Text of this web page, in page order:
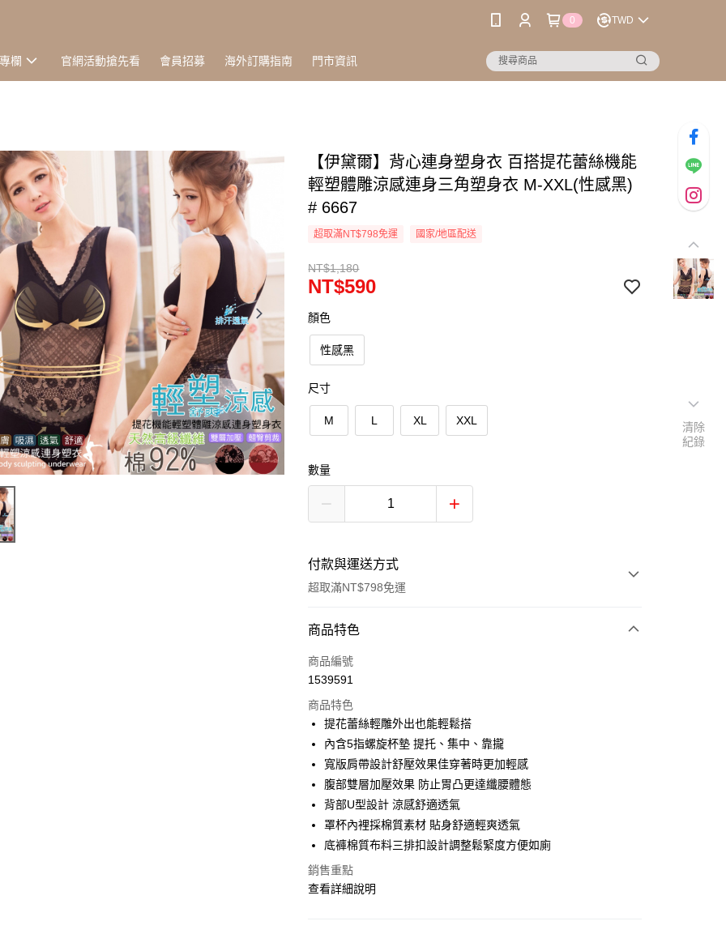
0 TWD
欄 官網活動搶先看 會員招募 海外訂購指南 門市資訊
【伊黛爾】背心連身塑身衣 百搭提花蕾絲機能
輕塑體雕涼感連身三角塑身衣 M-XXL(性感黑)
# 6667
超取滿NT$798免運 國家/地區配送
NT$1,180
NT$590
顏色
性感黑
尺寸
M L XL XXL
數量
付款與運送方式
超取滿NT$798免運
付款方式
信用卡一次付款
LINE Pay
Apple Pay
街口支付
悠遊付
ATM付款
貨到付款
商品特色
商品編號
1539591
商品特色
提花蕾絲輕雕外出也能輕鬆搭
內含5指螺旋杯墊 提托、集中、靠攏
寬版肩帶設計舒壓效果佳穿著時更加輕感
腹部雙層加壓效果 防止胃凸更達纖腰體態
背部U型設計 涼感舒適透氣
罩杯內裡採棉質素材 貼身舒適輕爽透氣
底褲棉質布料三排扣設計調整鬆緊度方便如廁
銷售重點
查看詳細說明
清除
紀錄